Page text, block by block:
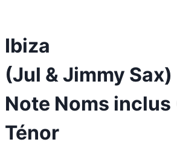
Ibiza
(Jul & Jimmy Sax)
Note Noms inclus
Ténor